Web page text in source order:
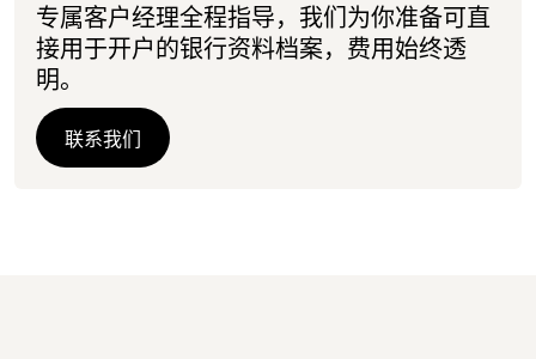
专属客户经理全程指导，我们为你准备可直
接用于开户的银行资料档案，费用始终透
明。
联系我们
联系我们